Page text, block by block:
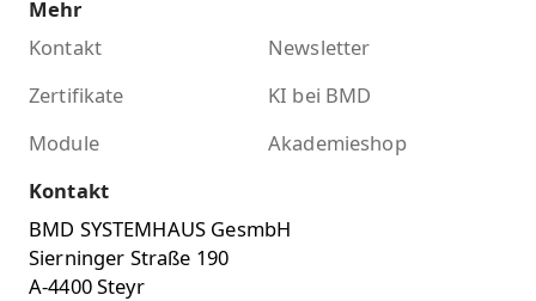
Mehr
Kontakt
Newsletter
Zertifikate
KI bei BMD
Module
Akademieshop
Kontakt
BMD SYSTEMHAUS GesmbH
Sierninger Straße 190
A-4400 Steyr